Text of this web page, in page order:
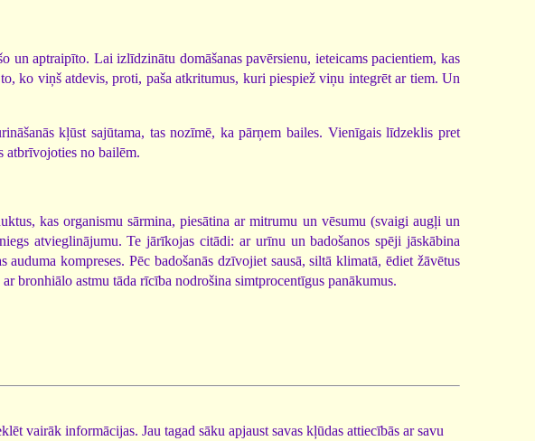
un aptraipīto. Lai izlīdzinātu domāšanas pavērsienu, ieteicams pacientiem, kas
ko viņš atdevis, proti, paša atkritumus, kuri piespiež viņu integrēt ar tiem. Un
kļūst sajūtama, tas nozīmē, ka pārņem bailes. Vienīgais līdzeklis pret
atbrīvojoties no bailēm.
kas organismu sārmina, piesātina ar mitrumu un vēsumu (svaigi augļi un
atvieglinājumu. Te jārīkojas citādi: ar urīnu un badošanos spēji jāskābina
kompreses. Pēc badošanās dzīvojiet sausā, siltā klimatā, ēdiet žāvētus
bronhiālo astmu tāda rīcība nodrošina simtprocentīgus panākumus.
vairāk informācijas. Jau tagad sāku apjaust savas kļūdas attiecībās ar savu